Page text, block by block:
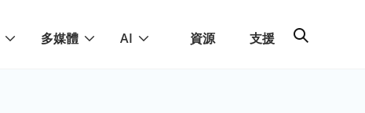
多媒體 AI 資源 支援